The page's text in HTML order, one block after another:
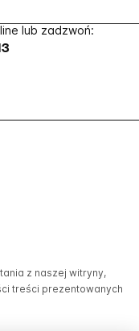
lub zadzwoń:
z naszej witryny,
treści prezentowanych